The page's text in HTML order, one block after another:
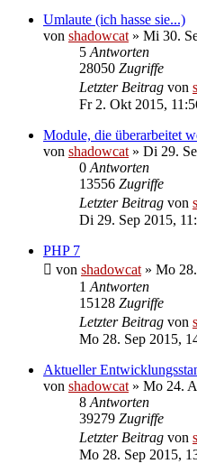
Umlaute (ich hasse sie...)
von shadowcat » Mi 30.
5 Antworten
28050 Zugriffe
Letzter Beitrag von
Fr 2. Okt 2015,
Module, die überarbeitet
von shadowcat » Di 29.
0 Antworten
13556 Zugriffe
Letzter Beitrag von
Di 29. Sep 2015,
PHP 7
von shadowcat » Mo
1 Antworten
15128 Zugriffe
Letzter Beitrag von
Mo 28. Sep 2015,
Aktueller
von shadowcat » Mo 24.
8 Antworten
39279 Zugriffe
Letzter Beitrag von
Mo 28. Sep 2015,